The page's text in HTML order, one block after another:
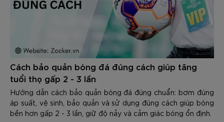
Cách bảo quản bóng đá đúng cách giúp tăng
tuổi thọ gấp 2 - 3 lần
Hướng dẫn cách bảo quản bóng đá đúng chuẩn: bơm đúng
áp suất, vệ sinh, bảo quản và sử dụng đúng cách giúp bóng
bền hơn gấp 2 - 3 lần, giữ độ nảy và cảm giác bóng ổn định.